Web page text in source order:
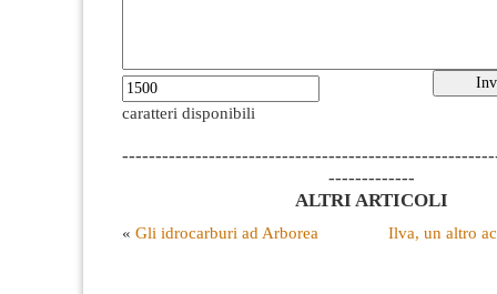
caratteri disponibili
-------------
ALTRI ARTICOLI
« Gli idrocarburi ad Arborea Ilva, un altro